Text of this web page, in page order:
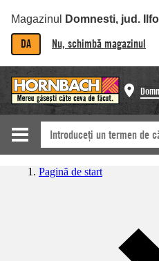
Magazinul Domnesti, jud.
DA Nu, schimbă magazinul
Pagină de start